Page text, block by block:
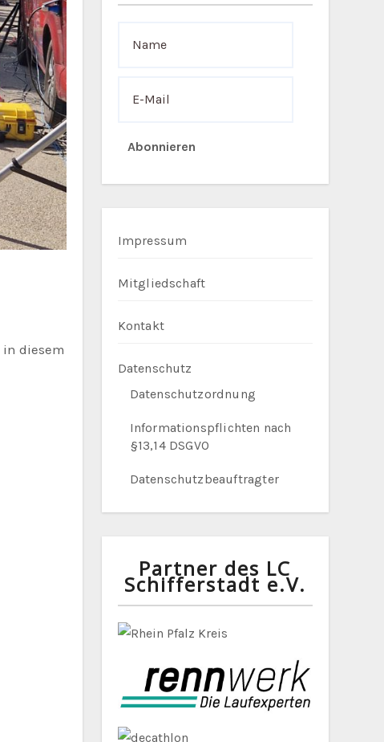
diesem
Abonnieren
Impressum
Mitgliedschaft
Kontakt
Datenschutz
Datenschutzordnung
Informationspflichten nach
§13,14 DSGVO
Datenschutzbeauftragter
Partner des LC
Schifferstadt e.V.